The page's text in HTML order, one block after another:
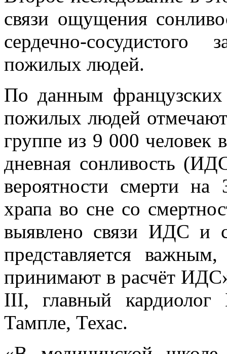
связи ощущения
сердечно-сосудистого
пожилых людей.
По данным французских
пожилых людей
группе из 9 000 человек
дневная сонливость
вероятности смерти на
храпа во сне со
выявлено связи ИДС и
представляется
принимают в расчёт
III, главный
Тампле, Техас.